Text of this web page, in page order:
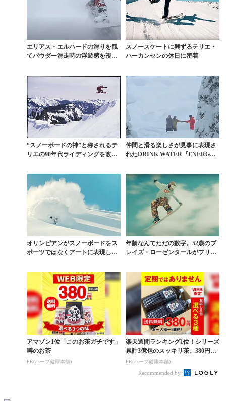
エリアス・エルハードの滑りを観
てパウダー滑走時の浮遊感を視覚
スノースケートに興ずるテリエ・
ハーカンセンの休日に密着
“スノーボードの神”と称されるテ
リエの90年代ライディングを改め
仲間と滑る楽しさが見事に表現さ
れたDRINK WATER『ENERG
オリンピアンがスノーボードをス
ポーツではなくアートに表現した
年齢なんてただの数字。52歳のブ
レイズ・ローゼンタールがフリー
アマゾン1位「このお茶ガチです」
噂のお茶
PR(ハーブ健康本舗)
楽天週間ランキング1位！シリーズ
累計3億包のスッキリ茶。380円で
お試し
PR(ハーブ健康本舗)
Recommended by